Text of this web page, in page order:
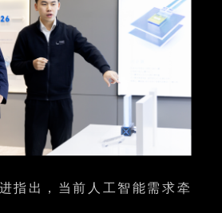
指出，当前人工智能需求牵